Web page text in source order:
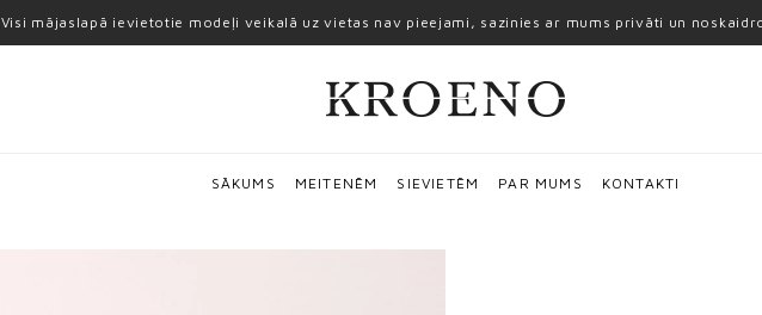
Visi mājaslapā ievietotie modeļi veikalā uz vietas nav pieejami, sazinies ar mums privāti un
SĀKUMS MEITENĒM SIEVIETĒM PAR MUMS KONTAKTI